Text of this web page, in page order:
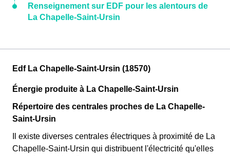
Renseignement sur EDF pour les alentours de
La Chapelle-Saint-Ursin
Edf La Chapelle-Saint-Ursin (18570)
Énergie produite à La Chapelle-Saint-Ursin
Répertoire des centrales proches de La Chapelle-
Saint-Ursin
Il existe diverses centrales électriques à proximité de La
Chapelle-Saint-Ursin qui distribuent l'électricité qu'elles